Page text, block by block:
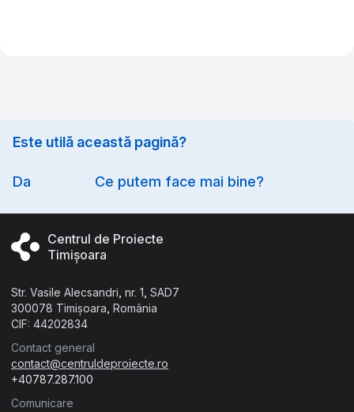
Este utilă această pagină?
Da Ce putem face mai bine?
Centrul de Proiecte
Timișoara
Str. Vasile Alecsandri, nr. 1, SAD7
300078 Timișoara, România
CIF: 44202834
Contact general
contact@centruldeproiecte.ro
+40787.287.100
Comunicare